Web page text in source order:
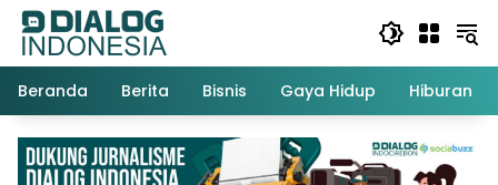
Langsung
konten
Beranda
Berita Bisnis Gaya Hidup Hiburan